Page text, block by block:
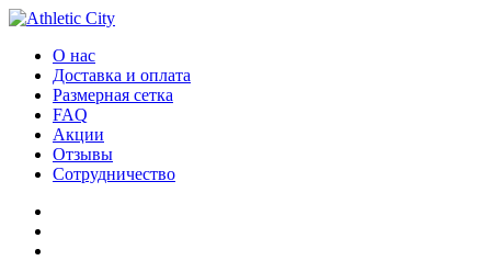
О нас
Доставка и оплата
Размерная сетка
FAQ
Акции
Отзывы
Сотрудничество